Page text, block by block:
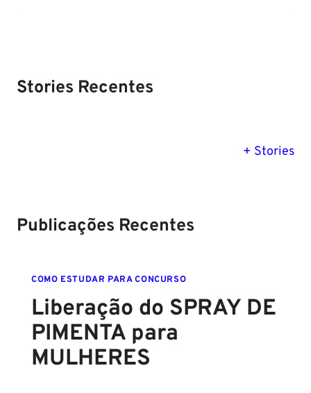
Stories Recentes
+ Stories
MG:
Publicações Recentes
COMO ESTUDAR PARA CONCURSO
Liberação do SPRAY DE
PIMENTA para
MULHERES